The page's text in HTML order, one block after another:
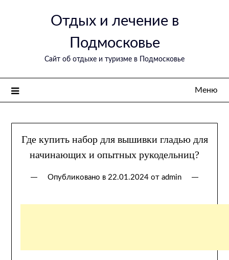
Отдых и лечение в
Подмосковье
Сайт об отдыхе и туризме в Подмосковье
Меню
Где купить набор для вышивки гладью для
начинающих и опытных рукодельниц?
Опубликовано в 22.01.2024 от admin